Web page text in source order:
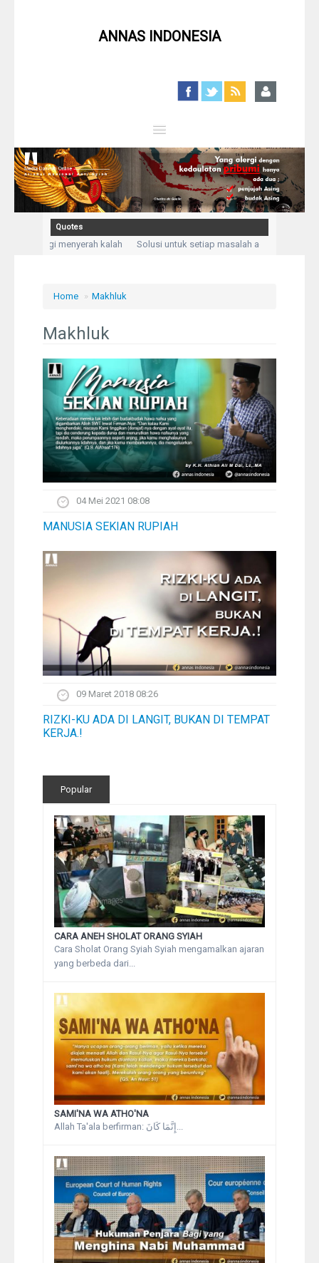
ANNAS INDONESIA
Close
Home
Profil
Berita
Pelangi
Galeri Foto
Ustadz
Download
Peta Lokasi
Quotes
apalagi menyerah kalah
Solusi untuk setiap masalah adalah dengan
Home » Makhluk
Makhluk
04 Mei 2021 08:08
MANUSIA SEKIAN RUPIAH
09 Maret 2018 08:26
RIZKI-KU ADA DI LANGIT, BUKAN DI TEMPAT
KERJA.!
Popular
CARA ANEH SHOLAT ORANG SYIAH
Cara Sholat Orang Syiah Syiah mengamalkan ajaran
yang berbeda dari...
SAMI'NA WA ATHO'NA
Allah Ta'ala berfirman: إِنَّمَا كَانَ...